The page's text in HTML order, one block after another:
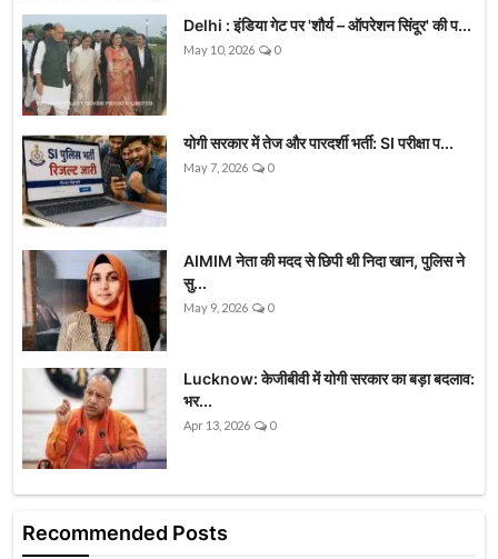
Delhi : इंडिया गेट पर 'शौर्य – ऑपरेशन सिंदूर' की प...
May 10, 2026 0
योगी सरकार में तेज और पारदर्शी भर्ती: SI परीक्षा प...
May 7, 2026 0
AIMIM नेता की मदद से छिपी थी निदा खान, पुलिस ने
सु...
May 9, 2026 0
Lucknow: केजीबीवी में योगी सरकार का बड़ा बदलाव:
भर...
Apr 13, 2026 0
Recommended Posts